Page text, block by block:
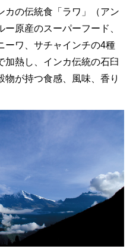
カの伝統食「ラワ」（アン
原産のスーパーフード、
ーワ、サチャインチの4種
加熱し、インカ伝統の石臼
が持つ食感、風味、香り